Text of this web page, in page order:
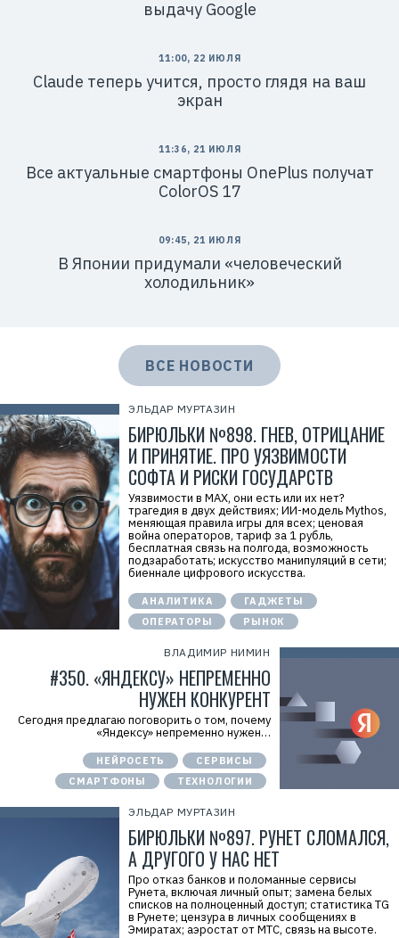
ЭЛЬДАР МУРТАЗИН
БИРЮЛЬКИ №898. ГНЕВ, ОТРИЦАНИЕ
И ПРИНЯТИЕ. ПРО УЯЗВИМОСТИ
СОФТА И РИСКИ ГОСУДАРСТВ
Уязвимости в MAX, они есть или их нет?
трагедия в двух действиях; ИИ-модель Mythos,
меняющая правила игры для всех; ценовая
война операторов, тариф за 1 рубль,
бесплатная связь на полгода, возможность
подзаработать; искусство манипуляций в сети;
биеннале цифрового искусства.
АНАЛИТИКА
ГАДЖЕТЫ
ОПЕРАТОРЫ
РЫНОК
ВЛАДИМИР НИМИН
#350. «ЯНДЕКСУ» НЕПРЕМЕННО
НУЖЕН КОНКУРЕНТ
Сегодня предлагаю поговорить о том, почему
«Яндексу» непременно нужен…
НЕЙРОСЕТЬ
СЕРВИСЫ
СМАРТФОНЫ
ТЕХНОЛОГИИ
ЭЛЬДАР МУРТАЗИН
БИРЮЛЬКИ №897. РУНЕТ СЛОМАЛСЯ,
А ДРУГОГО У НАС НЕТ
Про отказ банков и поломанные сервисы
Рунета, включая личный опыт; замена белых
списков на полноценный доступ; статистика TG
в Рунете; цензура в личных сообщениях в
Эмиратах; аэростат от МТС, связь на высоте.
выдачу Google
11:00, 22 ИЮЛЯ
Claude теперь учится, просто глядя на ваш
экран
11:36, 21 ИЮЛЯ
Все актуальные смартфоны OnePlus получат
ColorOS 17
09:45, 21 ИЮЛЯ
В Японии придумали «человеческий
холодильник»
ВСЕ НОВОСТИ